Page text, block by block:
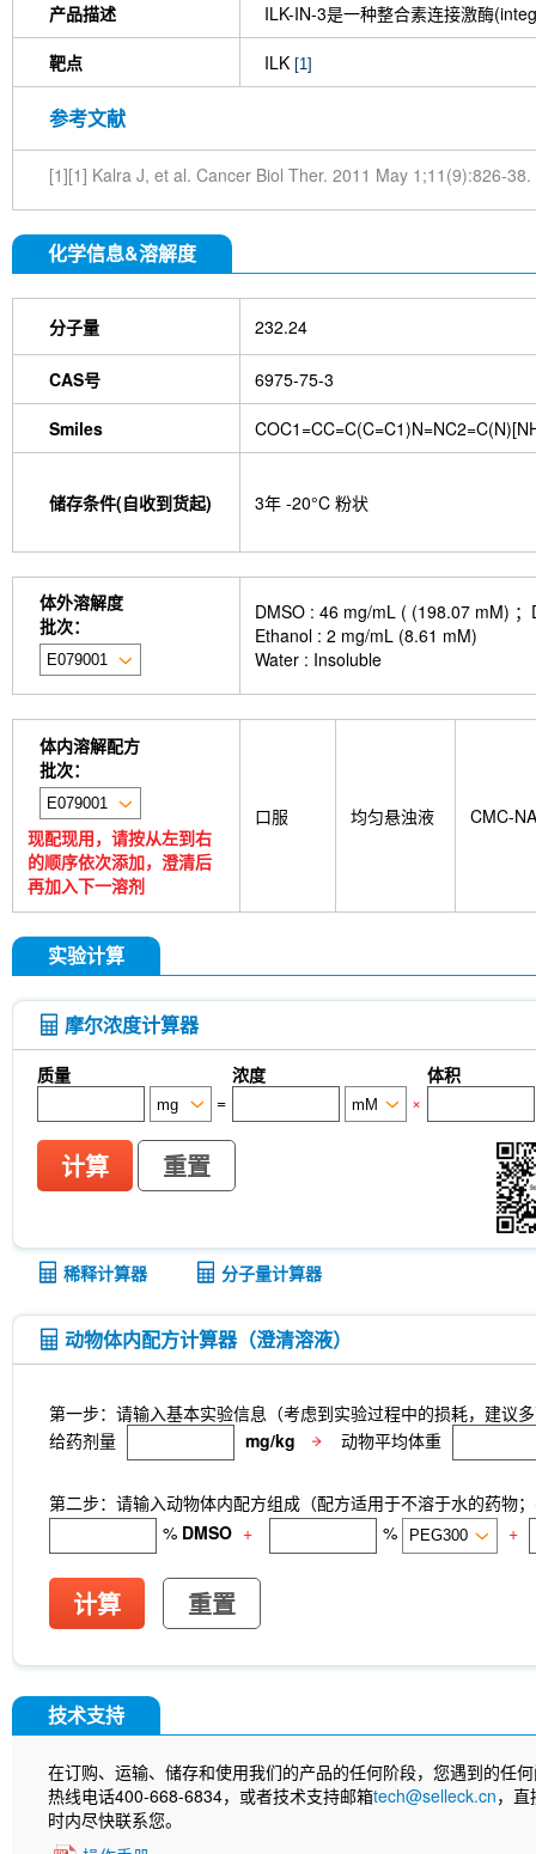
产品描述 ILK-IN-3是一种整合素连接激酶
靶点 ILK [1]
参考文献
[1][1] Kalra J, et al. Cancer Biol Ther. 2011 May 1;11(9):826-38.
化学信息&溶解度
分子量 232.24
CAS号 6975-75-3
Smiles
储存条件(自收到货起) 3年 -20°C 粉状
体外溶解度
批次：
DMSO : 46 mg/mL ( (198.07 mM)
Ethanol : 2 mg/mL (8.61 mM)
Water : Insoluble
体内溶解配方
批次：
现配现用，请按从左到右
的顺序依次添加，澄清后
再加入下一溶剂
口服 均匀悬浊液 CMC-NA
实验计算
摩尔浓度计算器
质量 浓度
体积
=
×
计算 重置
稀释计算器 分子量计算器
动物体内配方计算器（澄清溶液）
第一步：请输入基本实验信息（考虑到实验过程中的损耗，建议
给药剂量
mg/kg 动物平均体重
第二步：请输入动物体内配方组成（配方适用于不溶于水的药物
% DMSO + % +
计算 重置
技术支持
在订购、运输、储存和使用我们的产品的任何阶段，您遇到的任
热线电话400-668-6834，或者技术支持邮箱tech@selleck.cn，
时内尽快联系您。